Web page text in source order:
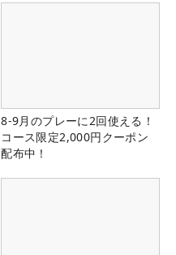
8-9月のプレーに2回使える！
コース限定2,000円クーポン
配布中！